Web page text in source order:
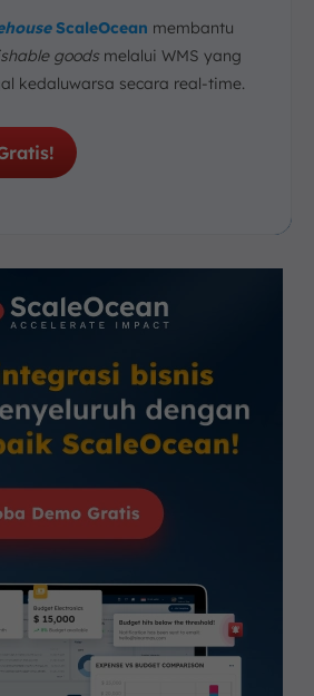
ScaleOcean membantu
goodsmelalui WMS yang
kedaluwarsa secara real-time.